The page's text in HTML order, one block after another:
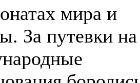
мира и
За путевки на